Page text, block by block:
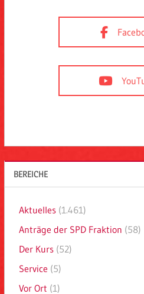
BEREICHE
Aktuelles(1.461)
Anträge der SPD Fraktion (58)
Der Kurs(52)
Service (5)
Vor Ort (1)